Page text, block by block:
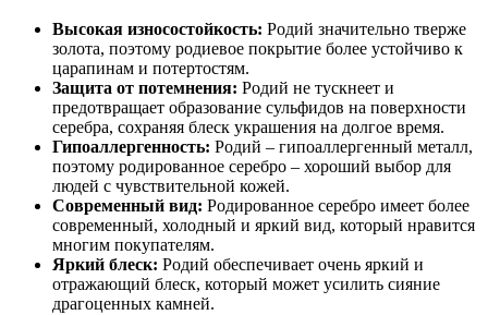
Высокая износостойкость: Родий значительно тверже
золота, поэтому родиевое покрытие более устойчиво к
царапинам и потертостям.
Защита от потемнения: Родий не тускнеет и
предотвращает образование сульфидов на поверхности
серебра, сохраняя блеск украшения на долгое время.
Гипоаллергенность: Родий – гипоаллергенный металл,
поэтому родированное серебро – хороший выбор для
людей с чувствительной кожей.
Современный вид: Родированное серебро имеет более
современный, холодный и яркий вид, который нравится
многим покупателям.
Яркий блеск: Родий обеспечивает очень яркий и
отражающий блеск, который может усилить сияние
драгоценных камней.